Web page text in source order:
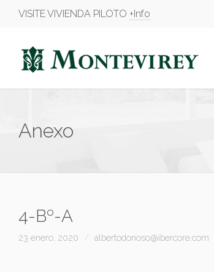
VISITE VIVIENDA PILOTO +Info
Anexo
4-Bº-A
23 enero, 2020 albertodonoso@ibercore.com